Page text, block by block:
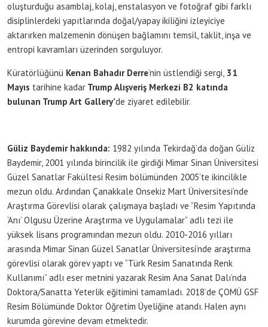
oluşturduğu asamblaj, kolaj, enstalasyon ve fotoğraf gibi farklı
disiplinlerdeki yapıtlarında doğal/yapay ikiliğini izleyiciye
aktarırken malzemenin dönüşen bağlamını temsil, taklit, inşa ve
entropi kavramları üzerinden sorguluyor.
Küratörlüğünü Kenan Bahadır Derre’nin üstlendiği sergi, 31
Mayıs tarihine kadar Trump Alışveriş Merkezi B2 katında
bulunan Trump Art Gallery’de ziyaret edilebilir.
Güliz Baydemir hakkında: 1982 yılında Tekirdağ’da doğan Güliz
Baydemir, 2001 yılında birincilik ile girdiği Mimar Sinan Üniversitesi
Güzel Sanatlar Fakültesi Resim bölümünden 2005’te ikincilikle
mezun oldu. Ardından Çanakkale Onsekiz Mart Üniversitesi’nde
Araştırma Görevlisi olarak çalışmaya başladı ve “Resim Yapıtında
‘Anı’ Olgusu Üzerine Araştırma ve Uygulamalar” adlı tezi ile
yüksek lisans programından mezun oldu. 2010-2016 yılları
arasında Mimar Sinan Güzel Sanatlar Üniversitesi’nde araştırma
görevlisi olarak görev yaptı ve “Türk Resim Sanatında Renk
Kullanımı” adlı eser metnini yazarak Resim Ana Sanat Dalı’nda
Doktora/Sanatta Yeterlik eğitimini tamamladı. 2018’de ÇOMÜ GSF
Resim Bölümünde Doktor Öğretim Üyeliğine atandı. Halen aynı
kurumda görevine devam etmektedir.